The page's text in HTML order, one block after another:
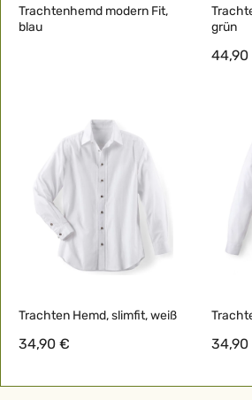
Ausverkauft
Trachtenhemd modern Fit,
blau
grün
44,90
Trachten Hemd, slimfit, weiß
34,90 € 34,90